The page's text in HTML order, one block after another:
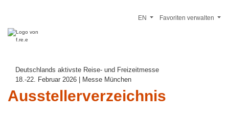
Deutschlands aktivste Reise- und Freizeitmesse
18.-22. Februar 2026 | Messe München
Ausstellerverzeichnis
Favoriten verwalten
EN